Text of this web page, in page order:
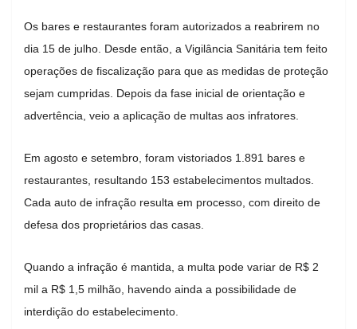
Os bares e restaurantes foram autorizados a reabrirem no
dia 15 de julho. Desde então, a Vigilância Sanitária tem feito
operações de fiscalização para que as medidas de proteção
sejam cumpridas. Depois da fase inicial de orientação e
advertência, veio a aplicação de multas aos infratores.
Em agosto e setembro, foram vistoriados 1.891 bares e
restaurantes, resultando 153 estabelecimentos multados.
Cada auto de infração resulta em processo, com direito de
defesa dos proprietários das casas.
Quando a infração é mantida, a multa pode variar de R$ 2
mil a R$ 1,5 milhão, havendo ainda a possibilidade de
interdição do estabelecimento.